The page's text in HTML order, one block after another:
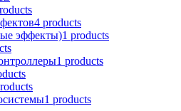
4 products
эффекты)1 products
1 products
1 products